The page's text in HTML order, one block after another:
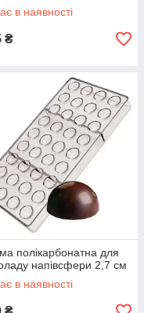
в наявності
₴
полікарбонатна для
напівсфери 2,7 см
в наявності